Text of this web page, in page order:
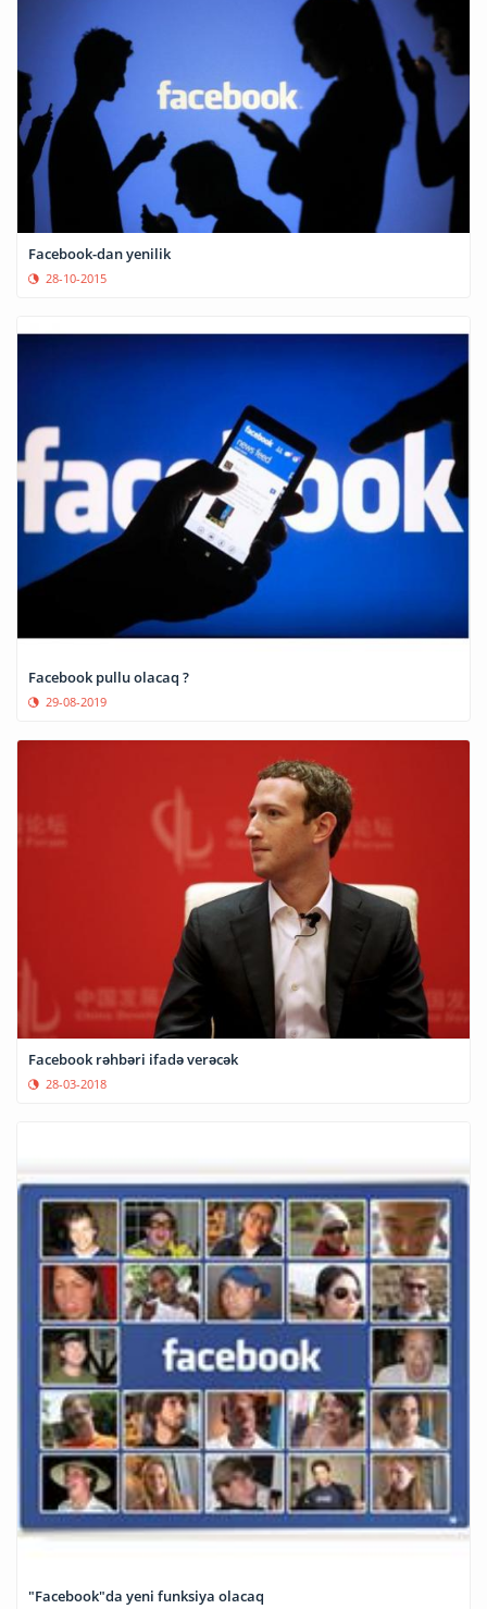
Facebook-dan yenilik
28-10-2015
Facebook pullu olacaq ?
29-08-2019
Facebook rəhbəri ifadə verəcək
28-03-2018
"Facebook"da yeni funksiya olacaq